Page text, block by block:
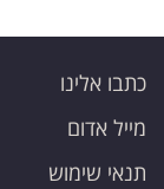
כתבו אלינו
מייל אדום
תנאי שימוש